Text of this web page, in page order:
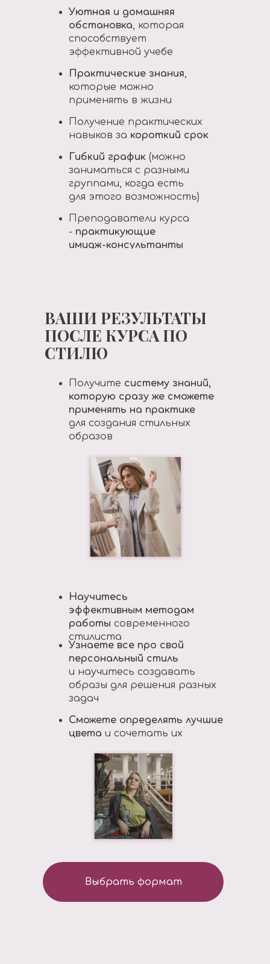
Преподаватели курса
- практикующие
имидж-консультанты
Получение практических
навыков за короткий срок
Гибкий график (можно
заниматься с разными
группами, когда есть
для этого возможность)
Уютная и домашняя
обстановка, которая
способствует
эффективной учебе
Практические знания,
которые можно
применять в жизни
ВАШИ РЕЗУЛЬТАТЫ
ПОСЛЕ КУРСА ПО
СТИЛЮ
Узнаете все про свой
персональный стиль
и научитесь создавать
образы для решения разных
задач
Сможете определять лучшие
цвета и сочетать их
Научитесь
эффективным методам
работы современного
стилиста
Получите систему знаний,
которую сразу же сможете
применять на практике
для создания стильных
образов
Выбрать формат